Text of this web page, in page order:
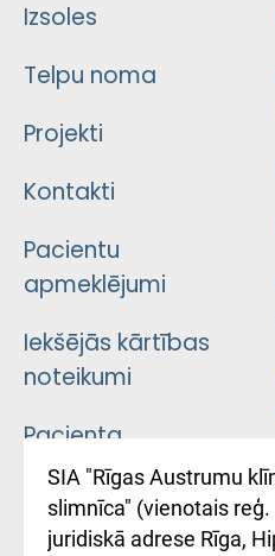
Izsoles
Telpu noma
Projekti
Kontakti
Pacientu
apmeklējumi
Iekšējās kārtības
noteikumi
Pacienta
atsauksmju/sūdzību
iesniegšanas
kārtība
SIA "Rīgas Austrumu
slimnīca" (vienotais
juridiskā adrese Rīga,